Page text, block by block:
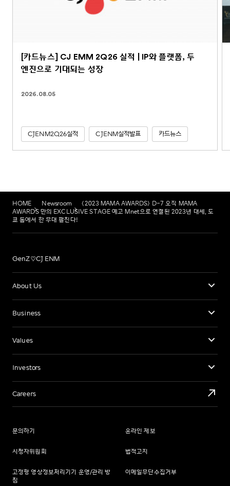
[카드뉴스] CJ EMM 2Q26 실적 | IP와 플랫폼, 두
엔진으로 기대되는 성장
2026.08.05
CJENM2Q26실적 CJENM실적발표 카드뉴스
HOME Newsroom
<2023 MAMA AWARDS> D-7 오직 MAMA
AWARDS 만의 EXCLUSIVE STAGE 예고 Mnet으로 연결된 2023년 대세, 도
쿄 돔에서 한 무대 펼친다!
GenZ♡CJ ENM
About Us
Business
Values
Investors
Careers
문의하기 온라인 제보
시청자위원회 법적고지
고정형 영상정보처리기기 운영/관리 방
침
이메일무단수집거부